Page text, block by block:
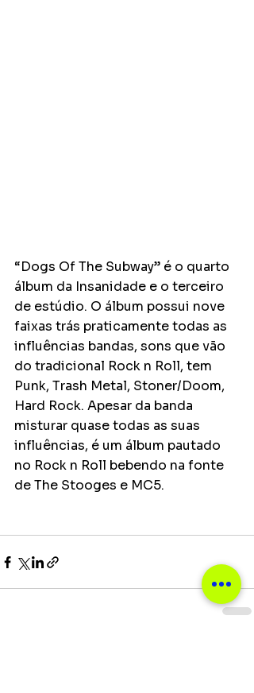
“Dogs Of The Subway” é o quarto
álbum da Insanidade e o terceiro
de estúdio. O álbum possui nove
faixas trás praticamente todas as
influências bandas, sons que vão
do tradicional Rock n Roll, tem
Punk, Trash Metal, Stoner/Doom,
Hard Rock. Apesar da banda
misturar quase todas as suas
influências, é um álbum pautado
no Rock n Roll bebendo na fonte
de The Stooges e MC5.